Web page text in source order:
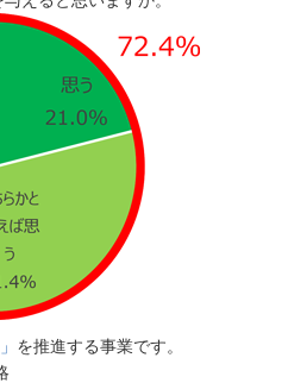
を推進する事業です。